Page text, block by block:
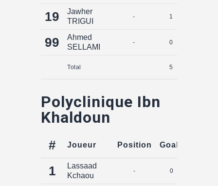
19
Jawher
TRIGUI
- 1
99
Ahmed
SELLAMI
- 0
Total 5
Polyclinique Ibn
Khaldoun
# Joueur Position Goals
1
Lassaad
Kchaou
- 0